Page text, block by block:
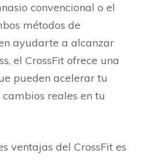
convencional o el
métodos de
ayudarte a alcanzar
el CrossFit ofrece una
pueden acelerar tu
reales en tu
ventajas del CrossFit es